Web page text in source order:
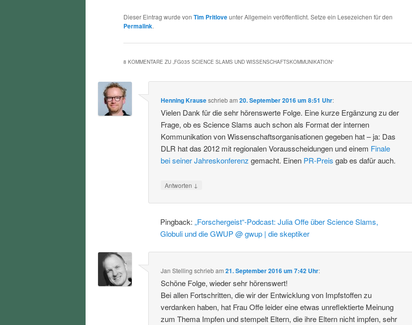
Dieser Eintrag wurde von Tim Pritloveunter Allgemein veröffentlicht. Setze ein Lesezeichen für den
Permalink.
8 KOMMENTARE ZU „FG035 SCIENCE SLAMS UND WISSENSCHAFTSKOMMUNIKATION“
Henning Krauseschriebam20. September 2016 um 8:51 Uhr:
Vielen Dank für die sehr hörenswerte Folge. Eine kurze Ergänzung zu der
Frage, ob es Science Slams auch schon als Format der internen
Kommunikation von Wissenschaftsorganisationen gegeben hat – ja: Das
DLR hat das 2012 mit regionalen Vorausscheidungen und einem Finale
bei seiner Jahreskonferenz gemacht. Einen PR-Preis gab es dafür auch.
Antworten ↓
Pingback:„Forschergeist“-Podcast: Julia Offe über Science Slams,
Globuli und die GWUP @ gwup | die skeptiker
Jan Stelling schriebam21. September 2016 um 7:42 Uhr:
Schöne Folge, wieder sehr hörenswert!
Bei allen Fortschritten, die wir der Entwicklung von Impfstoffen zu
verdanken haben, hat Frau Offe leider eine etwas unreflektierte Meinung
zum Thema Impfen und stempelt Eltern, die ihre Eltern nicht impfen, sehr